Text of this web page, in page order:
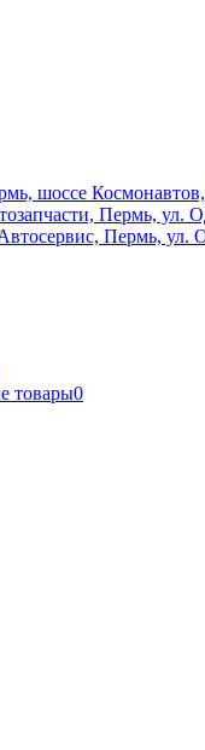
шоссе
Пермь, ул.
Пермь, ул.
товары0